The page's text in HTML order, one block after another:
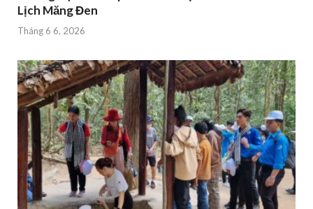
Lịch Măng Đen
Tháng 6 6, 2026